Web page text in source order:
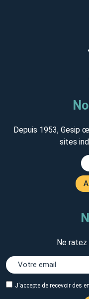
Depuis 1953, Gesip
sites
Ne
J'accepte de recevoir des